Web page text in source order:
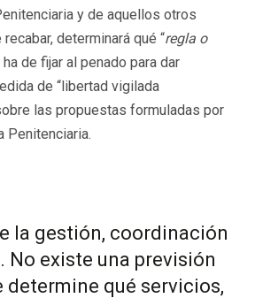
y de aquellos otros
determinará qué “regla o
ha de fijar al penado para dar
de “libertad vigilada
las propuestas formuladas por
Penitenciaria.
la gestión, coordinación
No existe una previsión
determine qué servicios,